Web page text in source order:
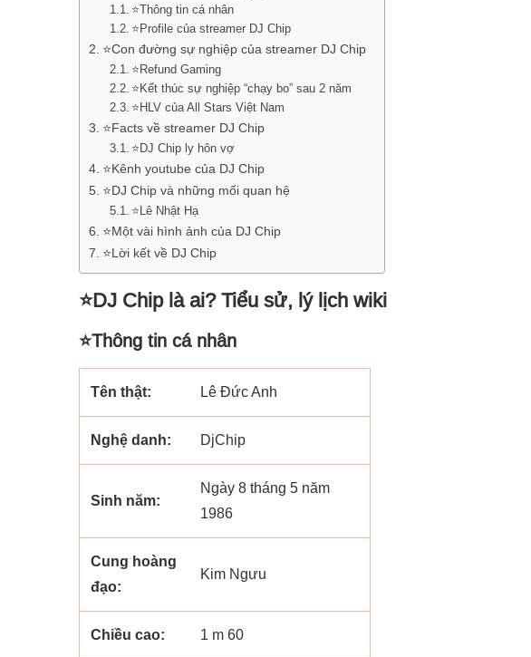
⭐Thông tin cá nhân
⭐Profile của streamer DJ Chip
⭐Con đường sự nghiệp của streamer DJ Chip
⭐Refund Gaming
⭐Kết thúc sự nghiệp “chạy bo” sau 2 năm
⭐HLV của All Stars Việt Nam
⭐Facts về streamer DJ Chip
⭐DJ Chip ly hôn vợ
⭐Kênh youtube của DJ Chip
⭐DJ Chip và những mối quan hệ
⭐Lê Nhật Hạ
⭐Một vài hình ảnh của DJ Chip
⭐Lời kết về DJ Chip
⭐DJ Chip là ai? Tiểu sử, lý lịch wiki
⭐Thông tin cá nhân
Tên thật: Lê Đức Anh
Nghệ danh: DjChip
Sinh năm:
Ngày 8 tháng 5 năm
1986
Cung hoàng
đạo:
Kim Ngưu
Chiều cao: 1 m 60